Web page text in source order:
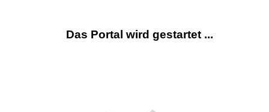
Das Portal wird gestartet ...